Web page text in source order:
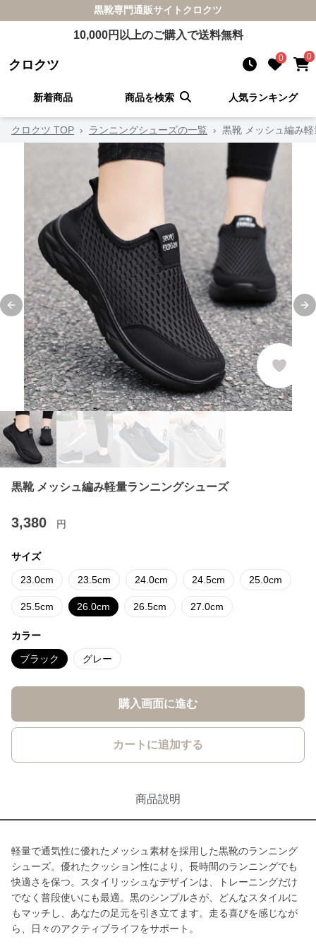
黒靴専門通販サイト クロクツ
10,000円以上のご購入で送料無料
クロクツ 0 0
新着商品 商品を検索 人気ランキング
クロクツ TOP › ランニングシューズの一覧 › 黒靴 メッシュ編み
Previous slide
黒靴 メッシュ編み軽量ランニングシューズ
3,380 円
サイズ
23.0cm 23.5cm 24.0cm 24.5cm 25.0cm
25.5cm 26.0cm 26.5cm 27.0cm
カラー
ブラック グレー
購入画面に進む
カートに追加する
商品説明
軽量で通気性に優れたメッシュ素材を採用した黒靴のランニング
シューズ。優れたクッション性により、長時間のランニングでも
快適さを保つ。スタイリッシュなデザインは、トレーニングだけ
でなく普段使いにも最適。黒のシンプルさが、どんなスタイルに
もマッチし、あなたの足元を引き立てます。走る喜びを感じなが
ら、日々のアクティブライフをサポート。